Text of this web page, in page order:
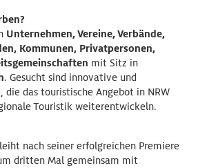
Unternehmen, Vereine, Verbände,
Kommunen, Privatpersonen,
mit Sitz in
. Gesucht sind innovative und
die das touristische Angebot in NRW
Touristik weiterentwickeln.
nach seiner erfolgreichen Premiere
dritten Mal gemeinsam mit